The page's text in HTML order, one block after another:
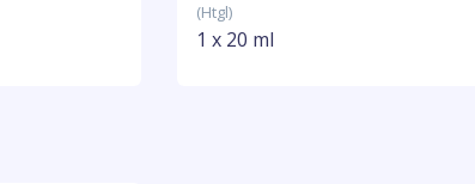
(Htgl)
1 x 20 ml